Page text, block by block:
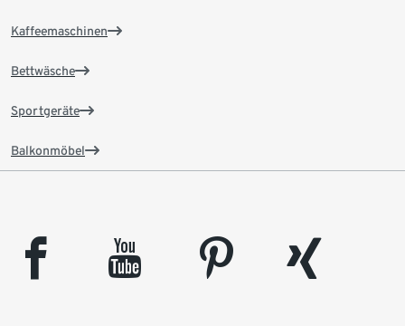
Kaffeemaschinen
Bettwäsche
Sportgeräte
Balkonmöbel
facebook youtube pinterest
xing